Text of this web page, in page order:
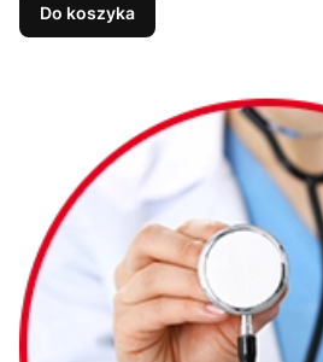
Do koszyka